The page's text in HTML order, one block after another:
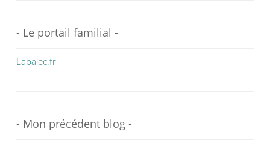
- Le portail familial -
Labalec.fr
- Mon précédent blog -